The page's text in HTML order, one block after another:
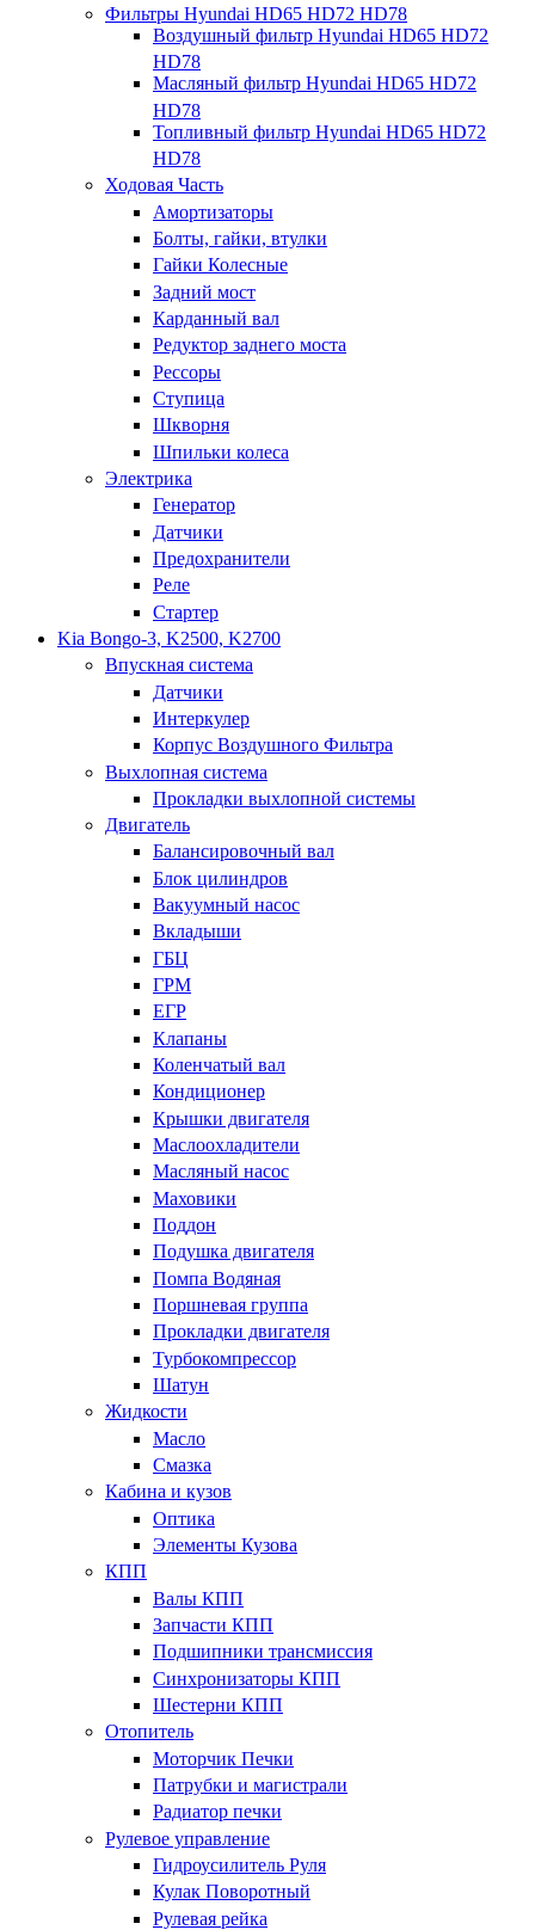
Фильтры Hyundai HD65 HD72 HD78
Воздушный фильтр Hyundai HD65 HD72
HD78
Масляный фильтр Hyundai HD65 HD72
HD78
Топливный фильтр Hyundai HD65 HD72
HD78
Ходовая Часть
Амортизаторы
Болты, гайки, втулки
Гайки Колесные
Задний мост
Карданный вал
Редуктор заднего моста
Рессоры
Ступица
Шкворня
Шпильки колеса
Электрика
Генератор
Датчики
Предохранители
Реле
Стартер
Kia Bongo-3, K2500, K2700
Впускная система
Датчики
Интеркулер
Корпус Воздушного Фильтра
Выхлопная система
Прокладки выхлопной системы
Двигатель
Балансировочный вал
Блок цилиндров
Вакуумный насос
Вкладыши
ГБЦ
ГРМ
ЕГР
Клапаны
Коленчатый вал
Кондиционер
Крышки двигателя
Маслоохладители
Масляный насос
Маховики
Поддон
Подушка двигателя
Помпа Водяная
Поршневая группа
Прокладки двигателя
Турбокомпрессор
Шатун
Жидкости
Масло
Смазка
Кабина и кузов
Оптика
Элементы Кузова
КПП
Валы КПП
Запчасти КПП
Подшипники трансмиссия
Синхронизаторы КПП
Шестерни КПП
Отопитель
Моторчик Печки
Патрубки и магистрали
Радиатор печки
Рулевое управление
Гидроусилитель Руля
Кулак Поворотный
Рулевая рейка